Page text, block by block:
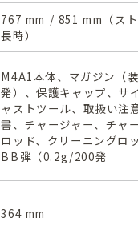
767 mm / 851 mm（ス
長時）
M4A1本体、マガジン（
発）、保護キャップ、サ
ャストツール、取扱い注
書、チャージャー、チャ
ロッド、クリーニングロッ
BB弾（0.2g/200発
364 mm